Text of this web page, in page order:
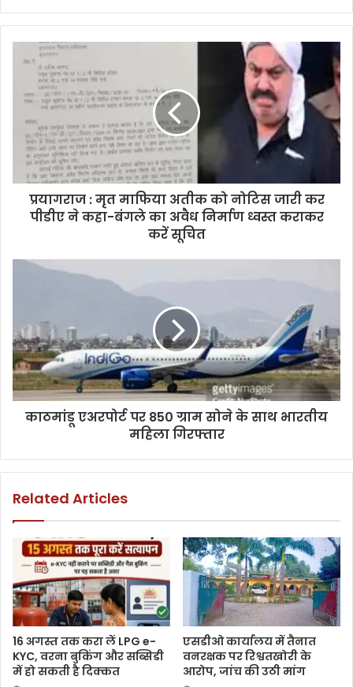
प्रयागराज : मृत माफिया अतीक को नोटिस जारी कर
पीडीए ने कहा-बंगले का अवैध निर्माण ध्वस्त कराकर
करें सूचित
काठमांडू एअरपोर्ट पर 850 ग्राम सोने के साथ भारतीय
महिला गिरफ्तार
Related Articles
16 अगस्त तक करा लें LPG e-
KYC, वरना बुकिंग और सब्सिडी
में हो सकती है दिक्कत
एसडीओ कार्यालय में तैनात
वनरक्षक पर रिश्वतखोरी के
आरोप, जांच की उठी मांग